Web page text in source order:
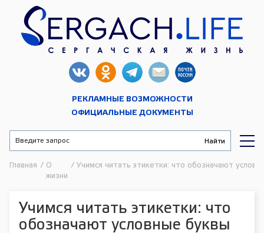
РЕКЛАМНЫЕ ВОЗМОЖНОСТИ
ОФИЦИАЛЬНЫЕ ДОКУМЕНТЫ
Главная / О
жизни
/ Учимся читать этикетки: что обозначают
Учимся читать этикетки: что
обозначают условные буквы